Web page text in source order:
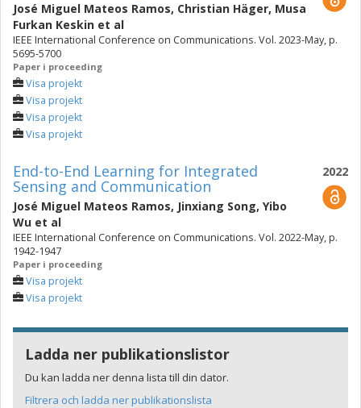
José Miguel Mateos Ramos, Christian Häger, Musa
Furkan Keskin et al
IEEE International Conference on Communications. Vol. 2023-May, p.
5695-5700
Paper i proceeding
Visa projekt
Visa projekt
Visa projekt
Visa projekt
2022
End-to-End Learning for Integrated
Sensing and Communication
José Miguel Mateos Ramos, Jinxiang Song, Yibo
Wu et al
IEEE International Conference on Communications. Vol. 2022-May, p.
1942-1947
Paper i proceeding
Visa projekt
Visa projekt
Ladda ner publikationslistor
Du kan ladda ner denna lista till din dator.
Filtrera och ladda ner publikationslista